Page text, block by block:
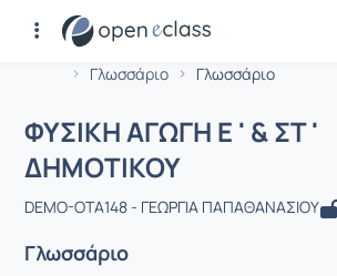
Αρχική Σελίδα
Γλωσσάριο
Γλωσσάριο
Μάθημα : ΦΥΣΙΚΗ
ΦΥΣΙΚΗ ΑΓΩΓΗ Ε ' & ΣΤ '
ΔΗΜΟΤΙΚΟΥ
DEMO-OTA148 - ΓΕΩΡΓΙΑ ΠΑΠΑΘΑΝΑΣΙΟΥ
Γλωσσάριο